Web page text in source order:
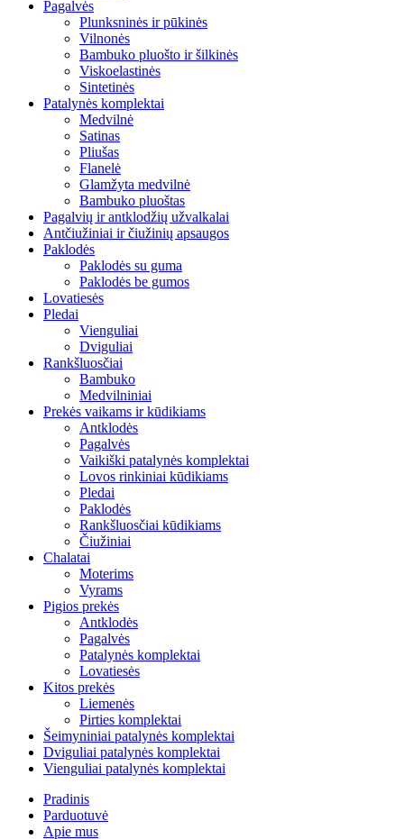
Pagalvės
Plunksninės ir pūkinės
Vilnonės
Bambuko pluošto ir šilkinės
Viskoelastinės
Sintetinės
Patalynės komplektai
Medvilnė
Satinas
Pliušas
Flanelė
Glamžyta medvilnė
Bambuko pluoštas
Pagalvių ir antklodžių užvalkalai
Antčiužiniai ir čiužinių apsaugos
Paklodės
Paklodės su guma
Paklodės be gumos
Lovatiesės
Pledai
Vienguliai
Dviguliai
Rankšluosčiai
Bambuko
Medvilniniai
Prekės vaikams ir kūdikiams
Antklodės
Pagalvės
Vaikiški patalynės komplektai
Lovos rinkiniai kūdikiams
Pledai
Paklodės
Rankšluosčiai kūdikiams
Čiužiniai
Chalatai
Moterims
Vyrams
Pigios prekės
Antklodės
Pagalvės
Patalynės komplektai
Lovatiesės
Kitos prekės
Liemenės
Pirties komplektai
Šeimyniniai patalynės komplektai
Dviguliai patalynės komplektai
Vienguliai patalynės komplektai
Pradinis
Parduotuvė
Apie mus